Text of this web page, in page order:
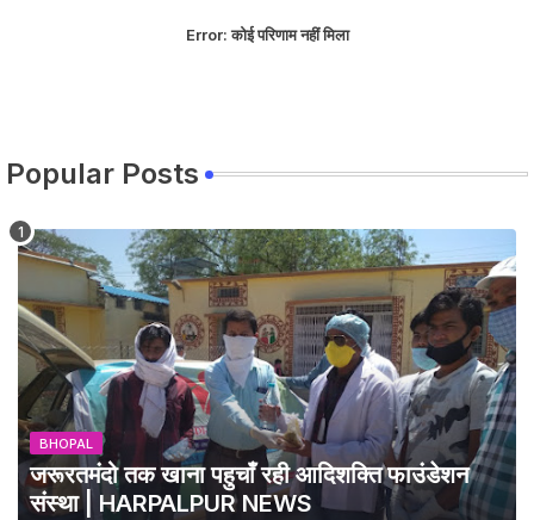
Error:कोई परिणाम नहीं मिला
Popular Posts
BHOPAL
जरूरतमंदो तक खाना पहुचाँ रही आदिशक्ति फाउंडेशन
संस्था | HARPALPUR NEWS